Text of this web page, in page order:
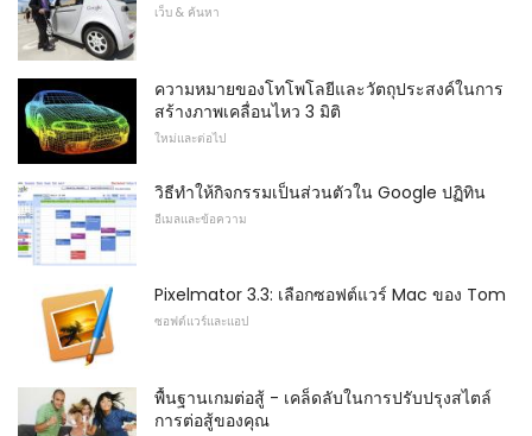
เว็บ & ค้นหา
ความหมายของโทโพโลยีและวัตถุประสงค์ในการ
สร้างภาพเคลื่อนไหว 3 มิติ
ใหม่และต่อไป
วิธีทำให้กิจกรรมเป็นส่วนตัวใน Google ปฏิทิน
อีเมลและข้อความ
Pixelmator 3.3: เลือกซอฟต์แวร์ Mac ของ Tom
ซอฟต์แวร์และแอป
พื้นฐานเกมต่อสู้ - เคล็ดลับในการปรับปรุงสไตล์
การต่อสู้ของคุณ